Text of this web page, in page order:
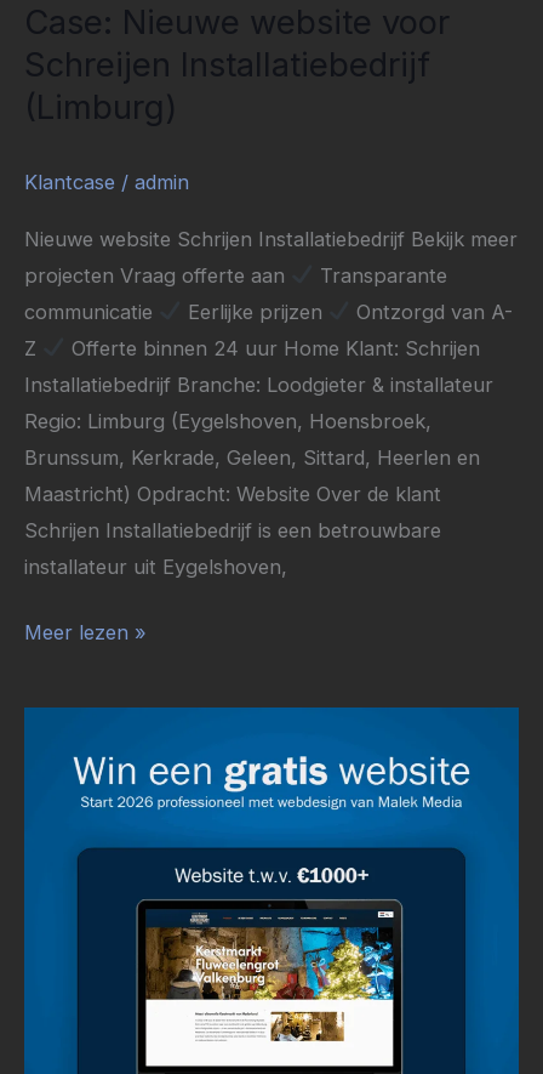
Case: Nieuwe website voor
Schreijen Installatiebedrijf
(Limburg)
Klantcase / admin
Nieuwe website Schrijen Installatiebedrijf Bekijk meer
projecten Vraag offerte aan
Transparante
communicatie
Eerlijke prijzen
Ontzorgd van A-
Z
Offerte binnen 24 uur Home Klant: Schrijen
Installatiebedrijf Branche: Loodgieter & installateur
Regio: Limburg (Eygelshoven, Hoensbroek,
Brunssum, Kerkrade, Geleen, Sittard, Heerlen en
Maastricht) Opdracht: Website Over de klant
Schrijen Installatiebedrijf is een betrouwbare
installateur uit Eygelshoven,
Meer lezen »